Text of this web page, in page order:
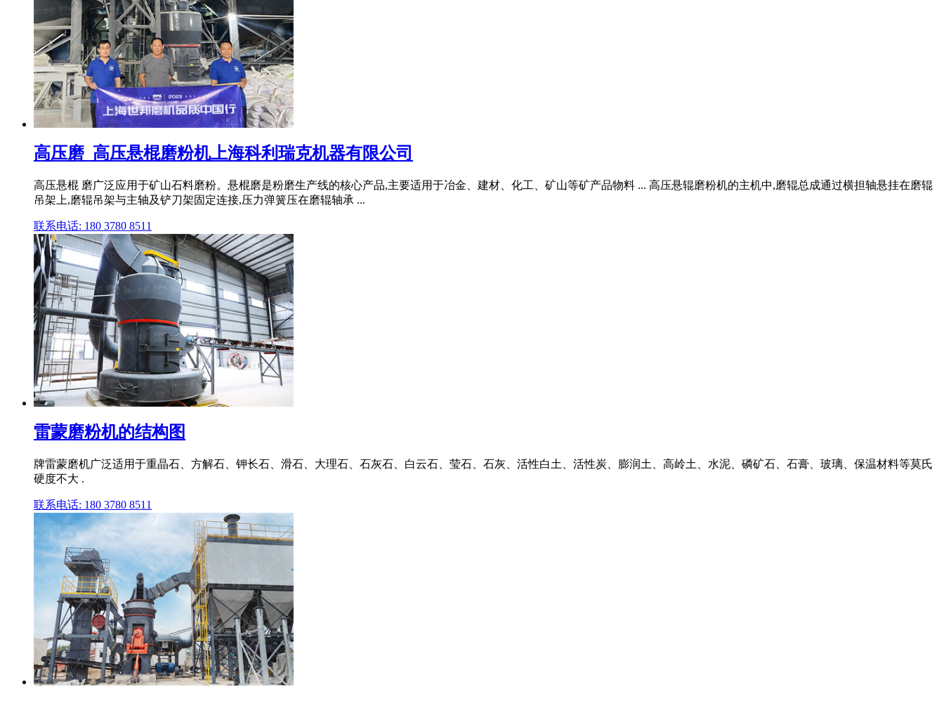
高压磨_高压悬棍磨粉机上海科利瑞克机器有限公司
高压悬棍 磨广泛应用于矿山石料磨粉。悬棍磨是粉磨生产线的核心产品,主要适用于冶金、建材、化工、矿山等矿产品物料 ... 高压悬辊磨粉机的主机中,磨辊总成通过横担轴悬挂在磨辊
吊架上,磨辊吊架与主轴及铲刀架固定连接,压力弹簧压在磨辊轴承 ...
联系电话: 180 3780 8511
雷蒙磨粉机的结构图
牌雷蒙磨机广泛适用于重晶石、方解石、钾长石、滑石、大理石、石灰石、白云石、莹石、石灰、活性白土、活性炭、膨润土、高岭土、水泥、磷矿石、石膏、玻璃、保温材料等莫氏
硬度不大 .
联系电话: 180 3780 8511